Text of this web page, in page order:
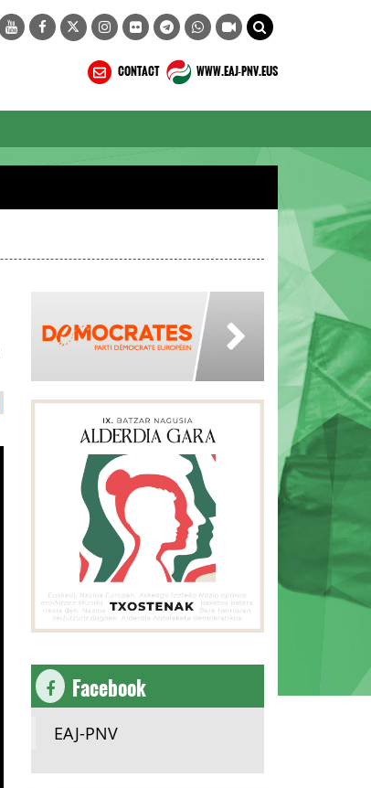
CONTACT WWW.EAJ-PNV.EUS
Facebook
EAJ-PNV